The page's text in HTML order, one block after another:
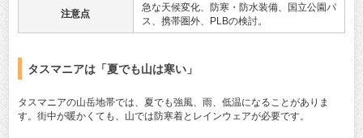
注意点
急な天候変化、防寒・防水装備、国立公園パ
ス、携帯圏外、PLBの検討。
タスマニアは「夏でも山は寒い」
タスマニアの山岳地帯では、夏でも強風、雨、低温になることがありま
す。街中が暖かくても、山では防寒着とレインウェアが必要です。